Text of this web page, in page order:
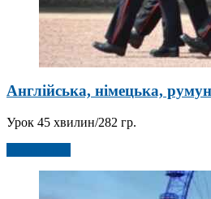
Англійська, німецька,
Урок 45 хвилин/282 гр.